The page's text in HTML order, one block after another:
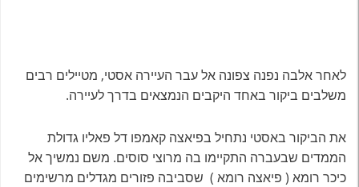
לאחר אלבה נפנה צפונה אל עבר העיירה אסטי, מטיילים רבים
משלבים ביקור באחד היקבים הנמצאים בדרך לעיירה.
את הביקור באסטי נתחיל בפיאצה קאמפו דל פאליו גדולת
הממדים שבעברה התקיימו בה מרוצי סוסים. משם נמשיך אל
כיכר רומא ( פיאצה רומא ) שסביבה פזורים מגדלים מרשימים